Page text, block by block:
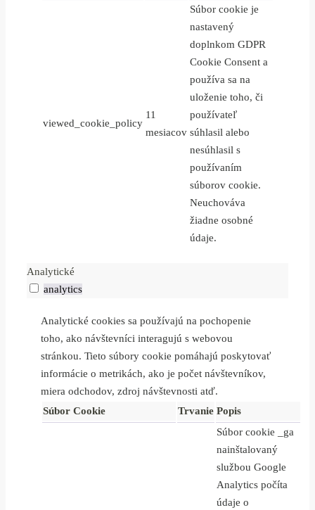
viewed_cookie_policy
11
mesiacov
Súbor cookie je
nastavený
doplnkom GDPR
Cookie Consent a
používa sa na
uloženie toho, či
používateľ
súhlasil alebo
nesúhlasil s
používaním
súborov cookie.
Neuchováva
žiadne osobné
údaje.
Analytické
analytics
Analytické cookies sa používajú na pochopenie
toho, ako návštevníci interagujú s webovou
stránkou. Tieto súbory cookie pomáhajú poskytovať
informácie o metrikách, ako je počet návštevníkov,
miera odchodov, zdroj návštevnosti atď.
Súbor Cookie
Trvanie Popis
Súbor cookie _ga
nainštalovaný
službou Google
Analytics počíta
údaje o